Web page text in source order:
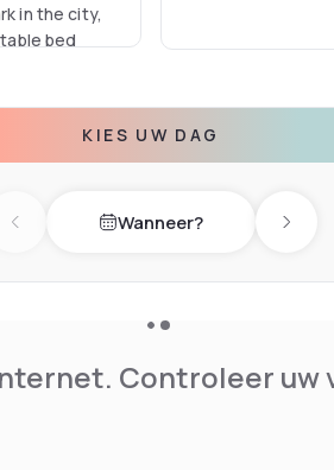
in the city,
bed
KIES UW DAG
Previous dayWanneer? Next
Controleer